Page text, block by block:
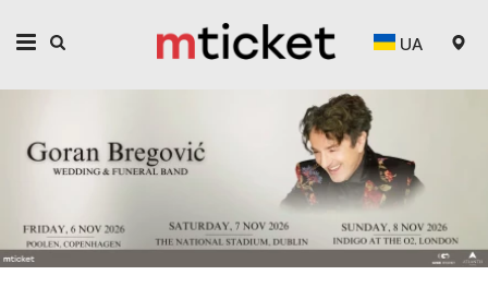
UA